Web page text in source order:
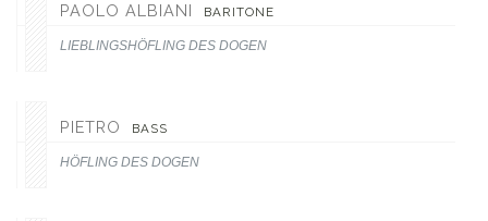
PAOLO ALBIANI BARITONE
LIEBLINGSHÖFLING DES DOGEN
PIETRO BASS
HÖFLING DES DOGEN